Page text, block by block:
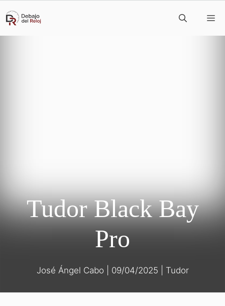
contenido
Tudor Black Bay
Pro
José Ángel Cabo 09/04/2025 Tudor